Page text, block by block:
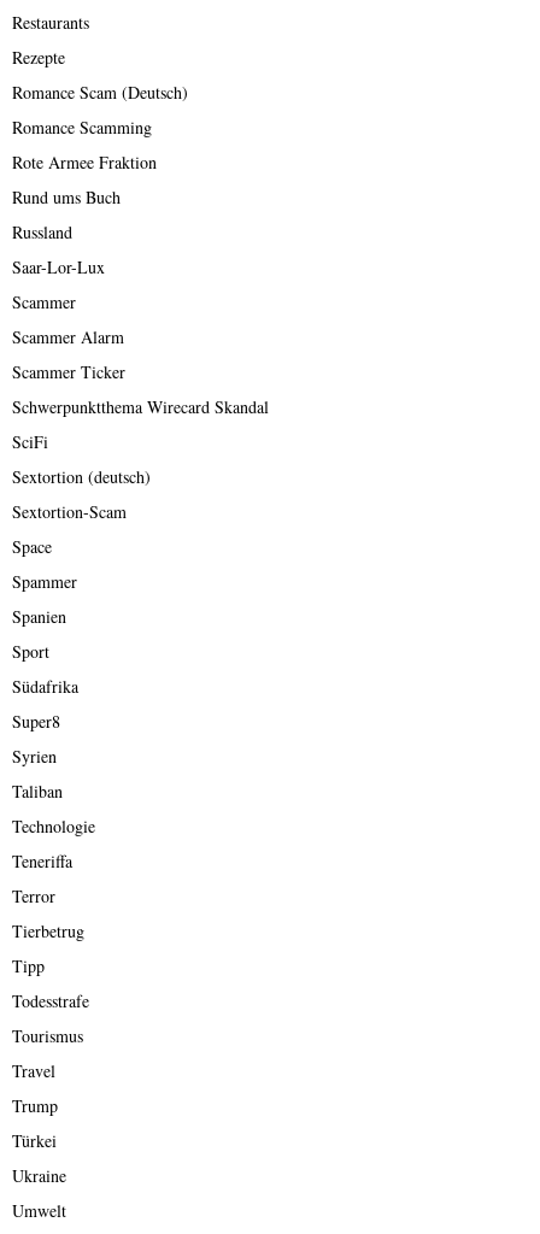
Restaurants
Rezepte
Romance Scam (Deutsch)
Romance Scamming
Rote Armee Fraktion
Rund ums Buch
Russland
Saar-Lor-Lux
Scammer
Scammer Alarm
Scammer Ticker
Schwerpunktthema Wirecard Skandal
SciFi
Sextortion (deutsch)
Sextortion-Scam
Space
Spammer
Spanien
Sport
Südafrika
Super8
Syrien
Taliban
Technologie
Teneriffa
Terror
Tierbetrug
Tipp
Todesstrafe
Tourismus
Travel
Trump
Türkei
Ukraine
Umwelt